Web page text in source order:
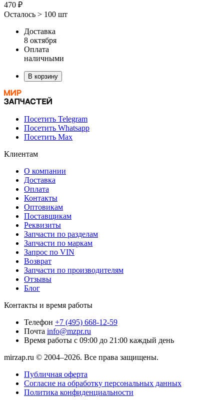
470 ₽
Осталось > 100 шт
Доставка
8 октября
Оплата
наличными
В корзину
Посетить Telegram
Посетить Whatsapp
Посетить Max
Клиентам
О компании
Доставка
Оплата
Контакты
Оптовикам
Поставщикам
Реквизиты
Запчасти по разделам
Запчасти по маркам
Запрос по VIN
Возврат
Запчасти по производителям
Отзывы
Блог
Контакты и время работы
Телефон +7 (495) 668-12-59
Почта info@mzpr.ru
Время работы с 09:00 до 21:00 каждый день
mirzap.ru © 2004–2026. Все права защищены.
Публичная оферта
Согласие на обработку персональных данных
Политика конфиденциальности